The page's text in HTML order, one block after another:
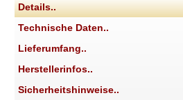
Details..
Technische Daten..
Lieferumfang..
Herstellerinfos..
Sicherheitshinweise..